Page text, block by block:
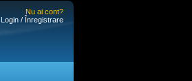
Nu ai cont?
Login / Înregistrare